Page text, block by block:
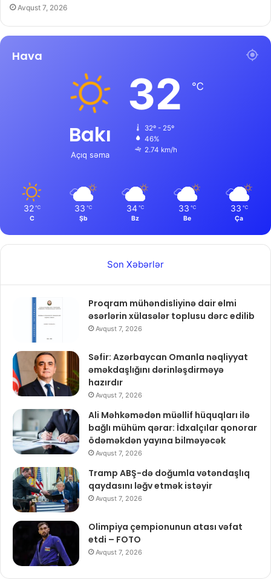
Avqust 7, 2026
Hava
Bakı
Açıq səma
32 ℃
32º - 25º
46%
2.74 km/h
32 ℃
C
33 ℃
Şb
34 ℃
Bz
33 ℃
Be
33 ℃
Ça
Son Xəbərlər
Proqram mühəndisliyinə dair elmi
əsərlərin xülasələr toplusu dərc edilib
Avqust 7, 2026
Səfir: Azərbaycan Omanla nəqliyyat
əməkdaşlığını dərinləşdirməyə
hazırdır
Avqust 7, 2026
Ali Məhkəmədən müəllif hüquqları ilə
bağlı mühüm qərar: İdxalçılar qonorar
ödəməkdən yayına bilməyəcək
Avqust 7, 2026
Tramp ABŞ-də doğumla vətəndaşlıq
qaydasını ləğv etmək istəyir
Avqust 7, 2026
Olimpiya çempionunun atası vəfat
etdi – FOTO
Avqust 7, 2026